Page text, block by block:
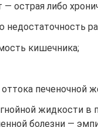
— острая либо
недостаточность
кишечника;
печеночной
жидкости в
болезни —